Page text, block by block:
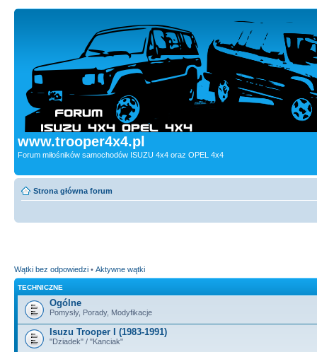
www.trooper4x4.pl
Forum miłośników samochodów ISUZU 4x4 oraz OPEL 4x4
Strona główna forum
Wątki bez odpowiedzi • Aktywne wątki
TECHNICZNE
Ogólne
Pomysły, Porady, Modyfikacje
Isuzu Trooper I (1983-1991)
"Dziadek" / "Kanciak"